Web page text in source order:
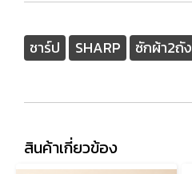
ชาร์ป SHARP ซักผ้า2ถัง
สินค้าเกี่ยวข้อง